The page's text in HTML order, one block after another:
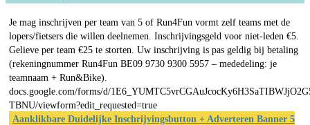
Je mag inschrijven per team van 5 of Run4Fun vormt zelf teams met de
lopers/fietsers die willen deelnemen. Inschrijvingsgeld voor niet-leden €5.
Gelieve per team €25 te storten. Uw inschrijving is pas geldig bij betaling
(rekeningnummer Run4Fun BE09 9730 9300 5957 – mededeling: je
teamnaam + Run&Bike).
docs.google.com/forms/d/
TBNU/viewform?edit_requested=true
Aanklikbare Duidelijke Inschrijvingsbutton + Adverteren Banner 5